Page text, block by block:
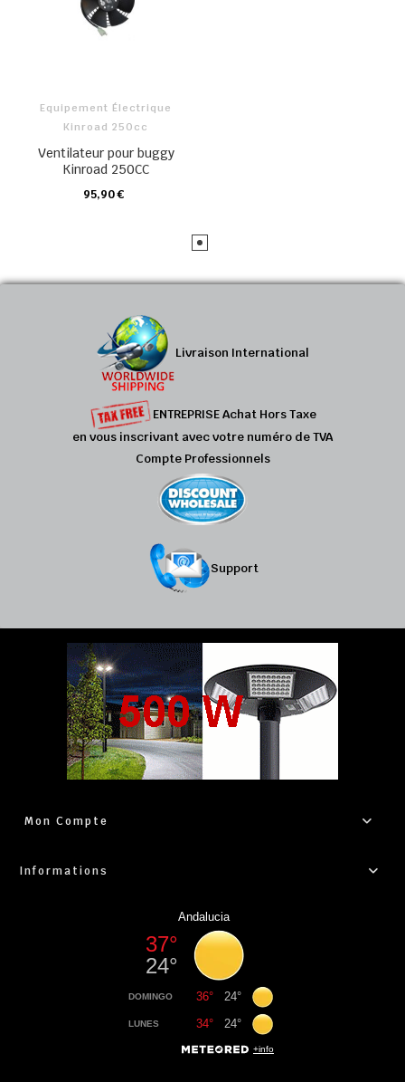
Equipement Électrique
Kinroad 250cc
Ventilateur pour buggy
Kinroad 250CC
95,90 €
CHARIOT
Livraison International
ENTREPRISE Achat Hors Taxe
en vous inscrivant avec votre numéro de TVA
Compte Professionnels
Support
Mon Compte
Informations